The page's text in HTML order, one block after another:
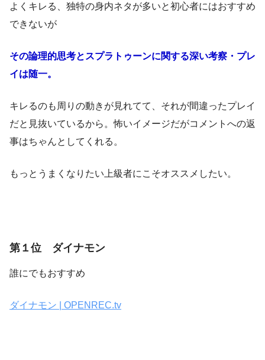
よくキレる、独特の身内ネタが多いと初心者にはおすすめ
できないが
その論理的思考とスプラトゥーンに関する深い考察・プレ
イは随一。
キレるのも周りの動きが見れてて、それが間違ったプレイ
だと見抜いているから。怖いイメージだがコメントへの返
事はちゃんとしてくれる。
もっとうまくなりたい上級者にこそオススメしたい。
第１位 ダイナモン
誰にでもおすすめ
ダイナモン | OPENREC.tv